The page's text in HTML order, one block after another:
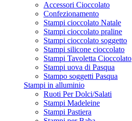
Accessori Cioccolato
Confezionamento
Stampi cioccolato Natale
Stampi cioccolato praline
Stampi cioccolato soggetto
Stampi silicone cioccolato
Stampi Tavoletta Cioccolato
Stampi uova di Pasqua
Stampo soggetti Pasqua
Stampi in alluminio
Ruoti Per Dolci/Salati
Stampi Madeleine
Stampi Pastiera